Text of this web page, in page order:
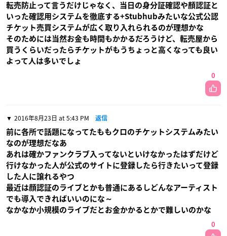
転売防止って言うだけじゃなく、当日の身分証確認や顏認証と
いった確認用システムを徹底する+Stubhubみたいな公式公認
チケット売買システムが広く取り入れられるのが理想かな
そのためには当然お金も時間もかかるだろうけど、転売屋から
買うくらいだったらチケットがもうちょっと高くなっても良い
よって人は多いでしょ
0
2016年8月23日 at 5:43 PM 返信
前に各所で話題になってたももクロのチケットシステムみたい
なのが理想だなあ
あれは確かファンクラブ入ってないといけなかったはずだけど
行けなかった人が公式のサイトに登録したら行きたいって登録
した人に譲れるやつ
最近は顔認証のライブとかも普通にあるしどんなアーティスト
でも導入できればいいのにな～
なかなか小規模のライブだとお金かかるとかで難しいのかな
0